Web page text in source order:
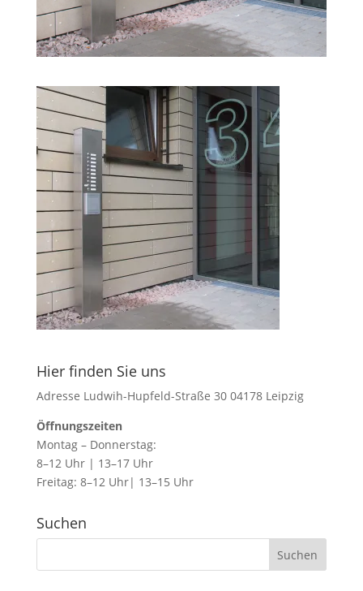
Hier finden Sie uns
Adresse Ludwih-Hupfeld-Straße 30 04178 Leipzig
Öffnungszeiten
Montag – Donnerstag:
8–12 Uhr | 13–17 Uhr
Freitag: 8–12 Uhr| 13–15 Uhr
Suchen